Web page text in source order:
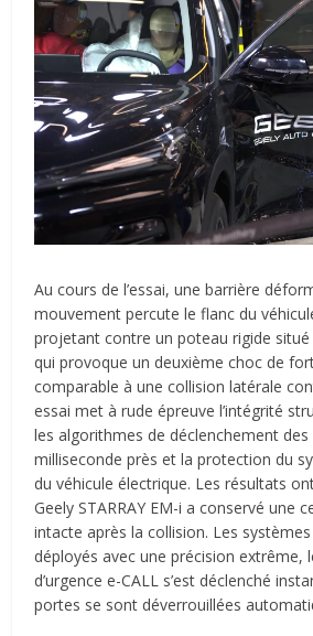
Au cours de l’essai, une barrière
mouvement percute le flanc du
projetant contre un poteau rigide
qui provoque un deuxième choc de
comparable à une collision latérale
essai met à rude épreuve l’intégrité
les algorithmes de déclenchement des
milliseconde près et la protection du
du véhicule électrique. Les résultats
Geely STARRAY EM-i a conservé une
intacte après la collision. Les
déployés avec une précision extrême,
d’urgence e-CALL s’est déclenché
portes se sont déverrouillées